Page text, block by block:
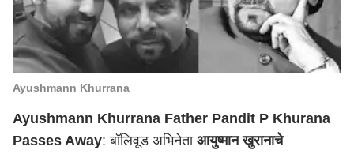
Ayushmann Khurrana
Ayushmann Khurrana Father Pandit P Khurana
Passes Away: बॉलिवूड अभिनेता आयुष्मान खुरानाचे